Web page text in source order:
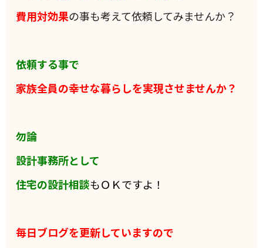
費用対効果の事も考えて依頼してみませんか？
依頼する事で
家族全員の幸せな暮らしを実現させませんか？
勿論
設計事務所として
住宅の設計相談もＯＫですよ！
毎日ブログを更新していますので